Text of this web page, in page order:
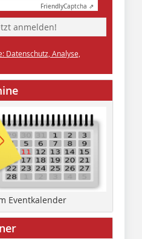
FriendlyCaptcha ⇗
anmelden!
Datenschutz, Analyse,
Eventkalender